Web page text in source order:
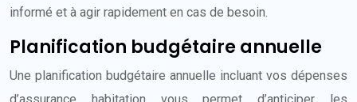
informé et à agir rapidement en cas de besoin.
Planification budgétaire annuelle
Une planification budgétaire annuelle incluant vos dépenses